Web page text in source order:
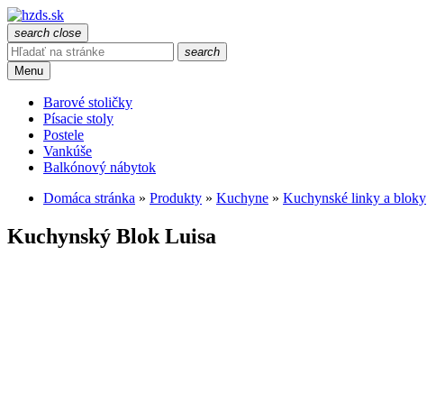
search close
search
Menu
Barové stoličky
Písacie stoly
Postele
Vankúše
Balkónový nábytok
Domáca stránka » Produkty » Kuchyne » Kuchynské linky a bloky
Kuchynský Blok Luisa